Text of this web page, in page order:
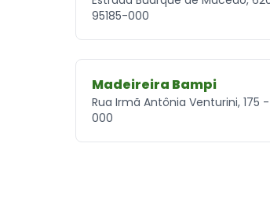
95185-000
Madeireira Bampi
Rua Irmã Antônia Venturini, 175
000